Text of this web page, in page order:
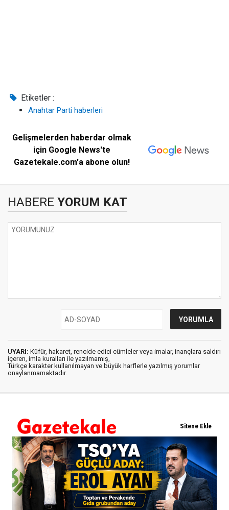
Etiketler :
Anahtar Parti haberleri
Gelişmelerden haberdar olmak
için Google News'te
Gazetekale.com'a abone olun!
HABERE YORUM KAT
UYARI: Küfür, hakaret, rencide edici cümleler veya imalar, inançlara saldırı
içeren, imla kuralları ile yazılmamış,
Türkçe karakter kullanılmayan ve büyük harflerle yazılmış yorumlar
onaylanmamaktadır.